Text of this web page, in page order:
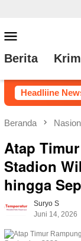
ke
konten
Mobile
Berita
Headliine
Jaya
Beranda
Atap
Stadion
hingga
Suryo S
Juni 14, 2026